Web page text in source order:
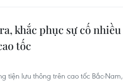
khắc phục sự cố
tốc
tiện lưu thông trên cao tốc Bắc-